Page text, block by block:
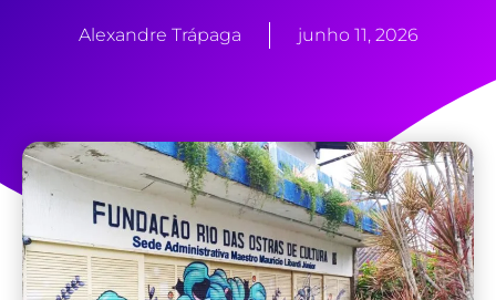
Alexandre Trápaga junho 11, 2026